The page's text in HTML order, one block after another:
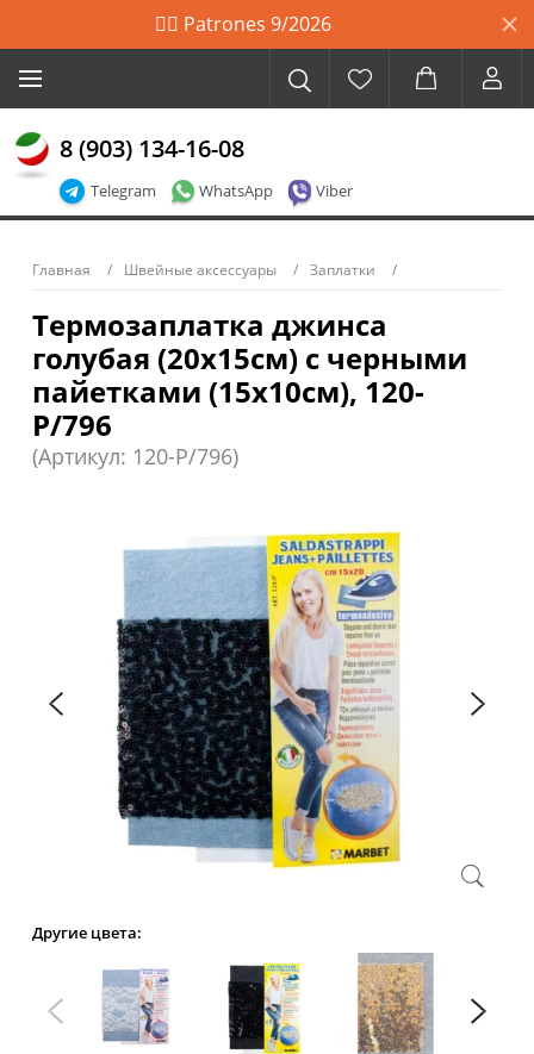
🙋‍♀️ Patrones 9/2026
Telegram WhatsApp Viber
8 (903) 134-16-08
Главная Швейные аксессуары Заплатки
Термозаплатка джинса
голубая (20х15см) с черными
пайетками (15х10см), 120-
Р/796
(Артикул: 120-P/796)
Другие цвета: